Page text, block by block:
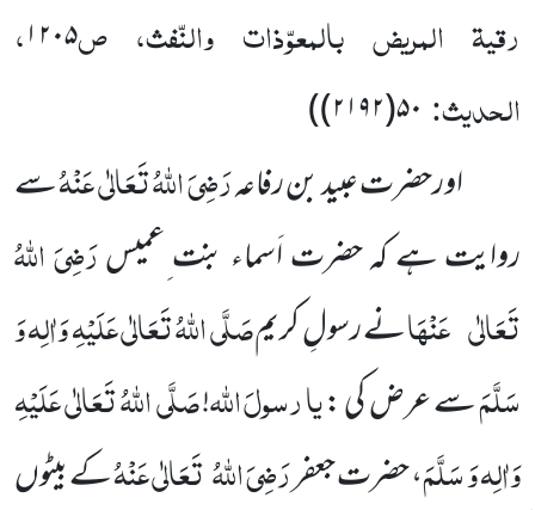
رقیۃ المریض بالمعوّذات والنّفث، ص۱۲۰۵،
الحدیث: ۵۰(۲۱۹۲)
)
اورحضرت عبید بن رفاعہرَضِیَ اللّٰہُ تَعَالٰی عَنْہُسے
روایت ہے کہ حضرت اَسماء بنت ِعمیسرَضِیَ اللّٰہُ
تَعَالٰی عَنْہَانے رسولِ کریمصَلَّی اللّٰہُ تَعَالٰی عَلَیْہِ وَاٰلِہ وَ
سَلَّمَسے عرض کی :یارسولَاللّٰہ!صَلَّی اللّٰہُ تَعَالٰی عَلَیْہِ
وَاٰلِہ وَ سَلَّمَ، حضرت جعفررَضِیَ اللّٰہُتَعَالٰی عَنْہُکے بیٹوں